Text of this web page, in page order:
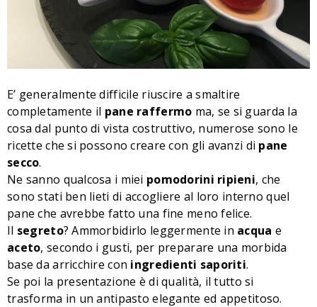
E’ generalmente difficile riuscire a smaltire
completamente il pane raffermo ma, se si guarda la
cosa dal punto di vista costruttivo, numerose sono le
ricette che si possono creare con gli avanzi di pane
secco.
Ne sanno qualcosa i miei pomodorini ripieni, che
sono stati ben lieti di accogliere al loro interno quel
pane che avrebbe fatto una fine meno felice.
Il segreto? Ammorbidirlo leggermente in acqua e
aceto, secondo i gusti, per preparare una morbida
base da arricchire con ingredienti saporiti.
Se poi la presentazione è di qualità, il tutto si
trasforma in un antipasto elegante ed appetitoso.